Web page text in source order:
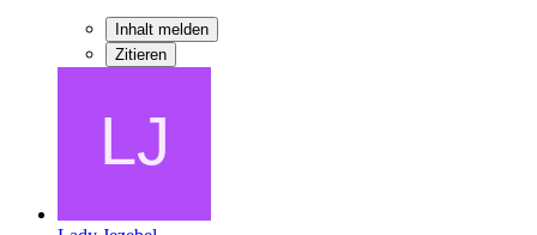
Inhalt melden
Zitieren